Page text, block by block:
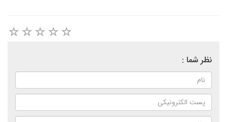
نظر شما :